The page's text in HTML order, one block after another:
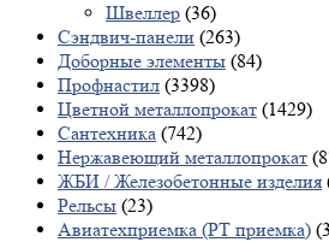
Швеллер (36)
Сэндвич-панели (263)
Доборные элементы (84)
Профнастил (3398)
Цветной металлопрокат (1429)
Сантехника (742)
Нержавеющий металлопрокат
ЖБИ / Железобетонные изделия
Рельсы (23)
Авиатехприемка (РТ приемка)